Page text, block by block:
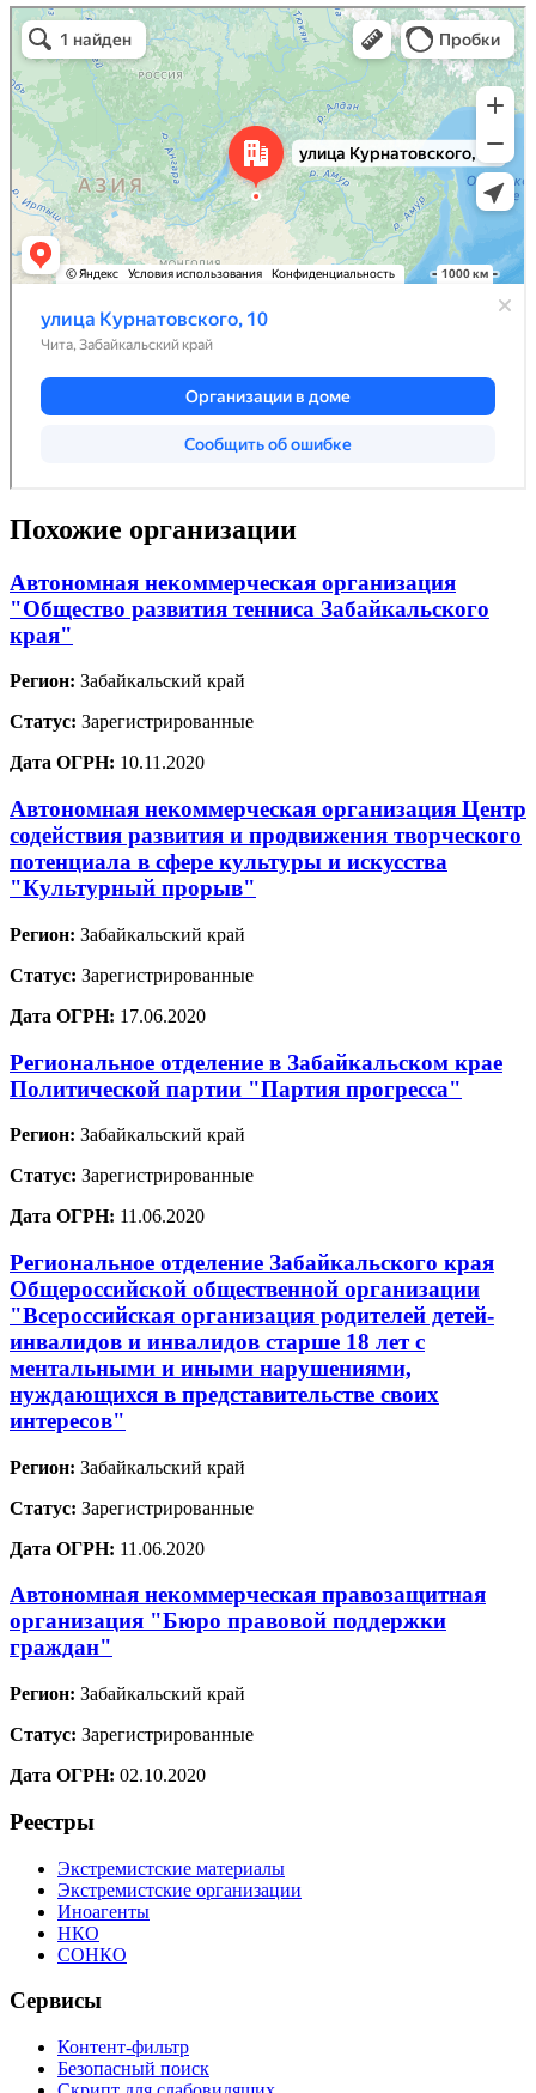
Похожие организации
Автономная некоммерческая организация
"Общество развития тенниса Забайкальского
края"
Регион: Забайкальский край
Статус: Зарегистрированные
Дата ОГРН: 10.11.2020
Автономная некоммерческая организация Центр
содействия развития и продвижения творческого
потенциала в сфере культуры и искусства
"Культурный прорыв"
Регион: Забайкальский край
Статус: Зарегистрированные
Дата ОГРН: 17.06.2020
Региональное отделение в Забайкальском крае
Политической партии "Партия прогресса"
Регион: Забайкальский край
Статус: Зарегистрированные
Дата ОГРН: 11.06.2020
Региональное отделение Забайкальского края
Общероссийской общественной организации
"Всероссийская организация родителей детей-
инвалидов и инвалидов старше 18 лет с
ментальными и иными нарушениями,
нуждающихся в представительстве своих
интересов"
Регион: Забайкальский край
Статус: Зарегистрированные
Дата ОГРН: 11.06.2020
Автономная некоммерческая правозащитная
организация "Бюро правовой поддержки
граждан"
Регион: Забайкальский край
Статус: Зарегистрированные
Дата ОГРН: 02.10.2020
Реестры
Экстремистские материалы
Экстремистские организации
Иноагенты
НКО
СОНКО
Сервисы
Контент-фильтр
Безопасный поиск